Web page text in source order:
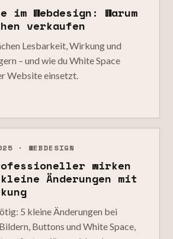
im Webdesign: Warum
verkaufen
Lesbarkeit, Wirkung und
– und wie du White Space
Website einsetzt.
· WEBDESIGN
wirken
Änderungen mit
5 kleine Änderungen bei
Buttons und White Space,